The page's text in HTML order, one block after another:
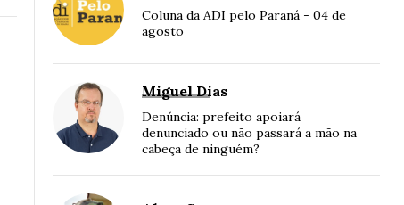
Coluna da ADI pelo Paraná - 04 de
agosto
Miguel Dias
Denúncia: prefeito apoiará
denunciado ou não passará a mão na
cabeça de ninguém?